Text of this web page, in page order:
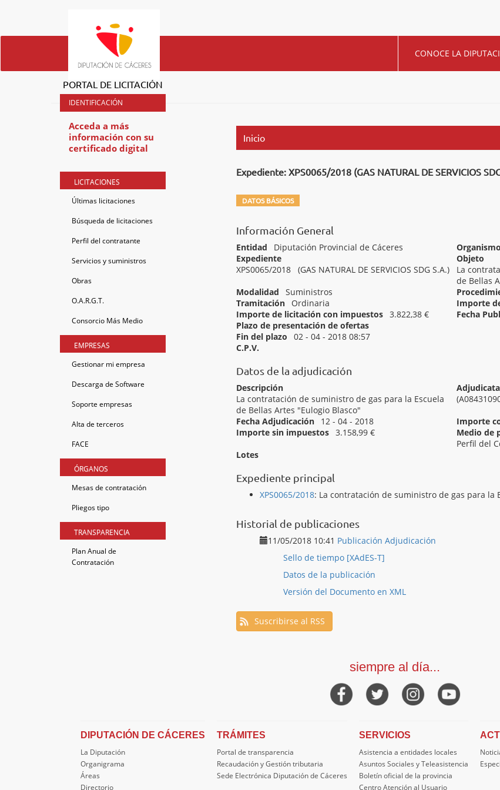
CONOCE LA
PORTAL DE LICITACIÓN
Acceda a más
información con su
certificado digital
LICITACIONES
Últimas licitaciones
Búsqueda de licitaciones
Perfil del contratante
Servicios y suministros
Obras
O.A.R.G.T.
Consorcio Más Medio
EMPRESAS
Gestionar mi empresa
Descarga de Software
Soporte empresas
Alta de terceros
FACE
ÓRGANOS
Mesas de contratación
Pliegos tipo
TRANSPARENCIA
Plan Anual de
Contratación
Inicio
Expediente: XPS0065/2018 (GAS NATURAL DE SERVICIOS
DATOS BÁSICOS
Información General
Entidad Diputación Provincial de Cáceres Organismo
Expediente
XPS0065/2018 (GAS NATURAL DE SERVICIOS SDG S.A.)
Objeto
La
de Bellas
Modalidad
Suministros
Tramitación
Ordinaria Importe
Importe de licitación con impuestos 3.822,38 € Fecha
Plazo de presentación de ofertas
Fin del plazo
02 - 04 - 2018 08:57
C.P.V.
Datos de la adjudicación
Descripción
La contratación de suministro de gas para la Escuela
de Bellas Artes "Eulogio Blasco"
Fecha Adjudicación
12 - 04 - 2018 Importe
Importe sin impuestos 3.158,99 €
Medio de
Perfil del
Lotes
Expediente principal
XPS0065/2018: La contratación de suministro de gas para la
Historial de publicaciones
11/05/2018 10:41 Publicación Adjudicación
Sello de tiempo [XAdES-T]
Datos de la publicación
Versión del Documento en XML
Suscribirse al RSS
siempre al día...
DIPUTACIÓN DE CÁCERES
La Diputación
Organigrama
Áreas
Directorio
TRÁMITES
Portal de transparencia
Recaudación y Gestión tributaria
Sede Electrónica Diputación de Cáceres
SERVICIOS
Asistencia a entidades locales
Asuntos Sociales y Teleasistencia
Boletín oficial de la provincia
Centro Atención al Usuario